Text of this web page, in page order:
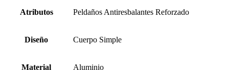
Atributos Peldaños Antiresbalantes Reforzado
Diseño Cuerpo Simple
Material Aluminio